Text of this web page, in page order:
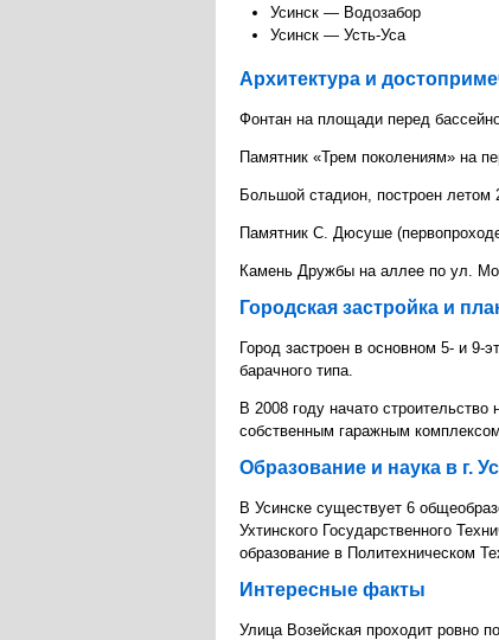
Усинск — Водозабор
Усинск — Усть-Уса
Архитектура и
Фонтан на площади перед
Памятник «Трем поколениям» на
Большой стадион, построен летом
Памятник С. Дюсуше
Камень Дружбы на аллее по ул.
Городская застройка и
Город застроен в основном 5- и
барачного типа.
В 2008 году начато
собственным гаражным
Образование и наука в г.
В Усинске существует 6
Ухтинского Государственного
образование в Политехническом
Интересные факты
Улица Возейская проходит ровно